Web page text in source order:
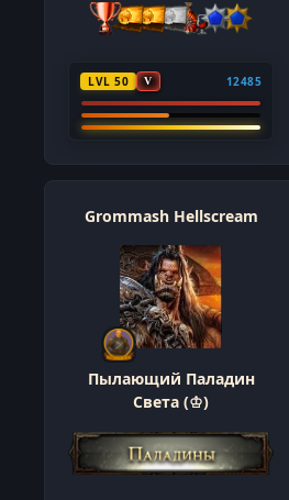
LVL 50 V 12485
Grommash Hellscream
Пылающий Паладин
Света (♔)